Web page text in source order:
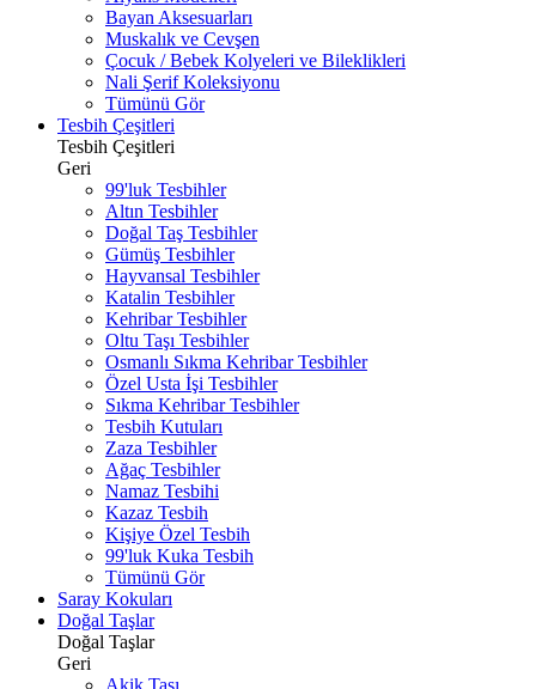
Bayan Aksesuarları
Muskalık ve Cevşen
Çocuk / Bebek Kolyeleri ve Bileklikleri
Nali Şerif Koleksiyonu
Tümünü Gör
Tesbih Çeşitleri
Tesbih Çeşitleri
Geri
99'luk Tesbihler
Altın Tesbihler
Doğal Taş Tesbihler
Gümüş Tesbihler
Hayvansal Tesbihler
Katalin Tesbihler
Kehribar Tesbihler
Oltu Taşı Tesbihler
Osmanlı Sıkma Kehribar Tesbihler
Özel Usta İşi Tesbihler
Sıkma Kehribar Tesbihler
Tesbih Kutuları
Zaza Tesbihler
Ağaç Tesbihler
Namaz Tesbihi
Kazaz Tesbih
Kişiye Özel Tesbih
99'luk Kuka Tesbih
Tümünü Gör
Saray Kokuları
Doğal Taşlar
Doğal Taşlar
Geri
Akik Taşı